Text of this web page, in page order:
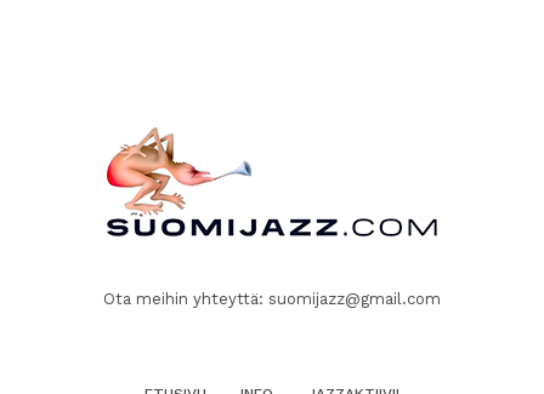
Ota meihin yhteyttä: suomijazz@gmail.com